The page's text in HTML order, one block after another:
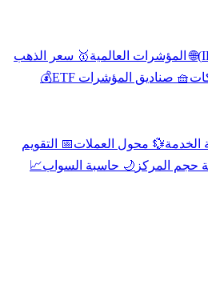
🌐 المؤشرات العالمية🥇 سعر الذهب
🧺 صناديق المؤشرات ETF
💰
الخدمة💱 محول العملات📅 التقويم
حجم المركز 🌙 حاسبة السواب📈